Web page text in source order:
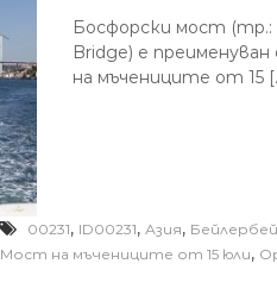
Босфорски мост (тр.:
Bridge) е
на мъчениците от 15
00231, ID00231, Азия, Бейлербей
Мост на мъчениците от 15 юли,